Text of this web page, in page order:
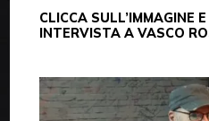
CLICCA SULL’IMMAGINE
INTERVISTA A VASCO